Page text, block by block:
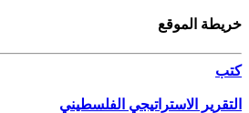
خريطة الموقع
كتب
التقرير الاستراتيجي الفلسطيني